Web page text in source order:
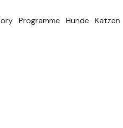
Programme Hunde Katzen